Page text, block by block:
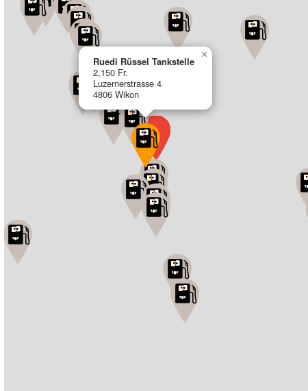
Ruedi Rüssel Tankstelle
2,150 Fr.
Luzernerstrasse 4
4806 Wikon
×